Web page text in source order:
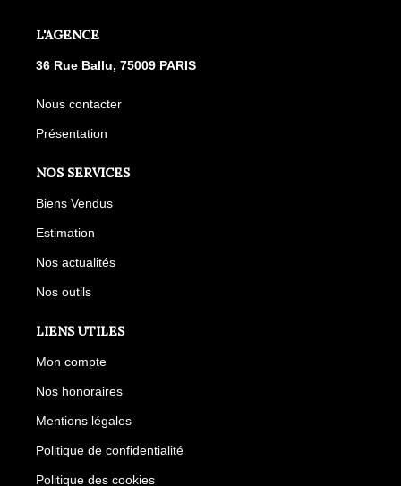
L'AGENCE
36 Rue Ballu, 75009 PARIS
Nous contacter
Présentation
NOS SERVICES
Biens Vendus
Estimation
Nos actualités
Nos outils
LIENS UTILES
Mon compte
Nos honoraires
Mentions légales
Politique de confidentialité
Politique des cookies